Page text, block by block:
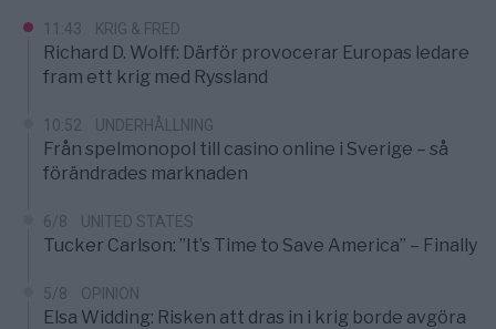
11:43 KRIG & FRED
Richard D. Wolff: Därför provocerar Europas ledare
fram ett krig med Ryssland
10:52 UNDERHÅLLNING
Från spelmonopol till casino online i Sverige – så
förändrades marknaden
6/8 UNITED STATES
Tucker Carlson: ”It’s Time to Save America” – Finally
5/8 OPINION
Elsa Widding: Risken att dras in i krig borde avgöra